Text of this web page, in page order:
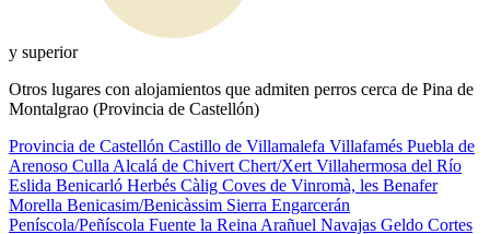
y superior
Otros lugares con alojamientos que admiten perros cerca de Pina de
Montalgrao (Provincia de Castellón)
Provincia de Castellón Castillo de Villamalefa Villafamés Puebla de
Arenoso Culla Alcalá de Chivert Chert/Xert Villahermosa del Río
Eslida Benicarló Herbés Càlig Coves de Vinromà, les Benafer
Morella Benicasim/Benicàssim Sierra Engarcerán
Peníscola/Peñíscola Fuente la Reina Arañuel Navajas Geldo Cortes